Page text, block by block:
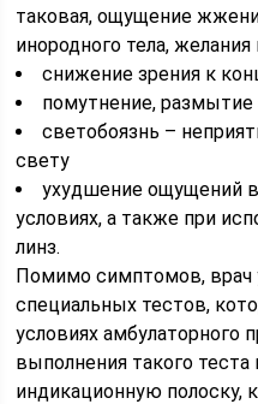
таковая, ощущение
инородного тела,
снижение зрения к
помутнение, размытие
светобоязнь –
свету
ухудшение ощущений
условиях, а также при
линз.
Помимо симптомов, врач
специальных тестов,
условиях амбулаторного
выполнения такого теста
индикационную полоску,